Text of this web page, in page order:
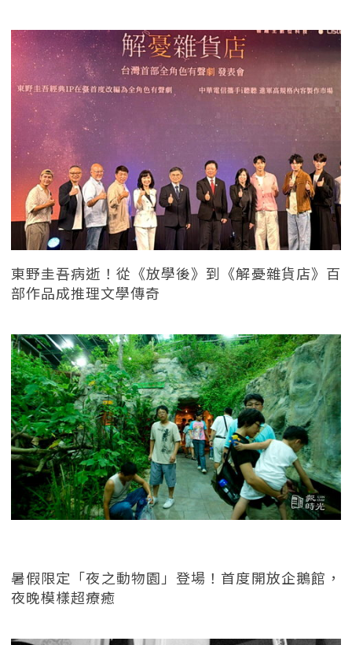
東野圭吾病逝！從《放學後》到《解憂雜貨店》百
部作品成推理文學傳奇
暑假限定「夜之動物園」登場！首度開放企鵝館，
夜晚模樣超療癒